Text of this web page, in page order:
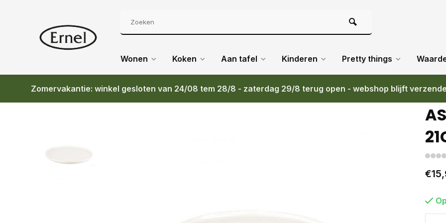
Wonen Koken Aan tafel Kinderen Pretty things
Zomervakantie: winkel gesloten van 24/08 tem 28/8 - zaterdag 29/8 terug open - webshop blijft
Terug ASA OCO DESSERTBORD 21CM